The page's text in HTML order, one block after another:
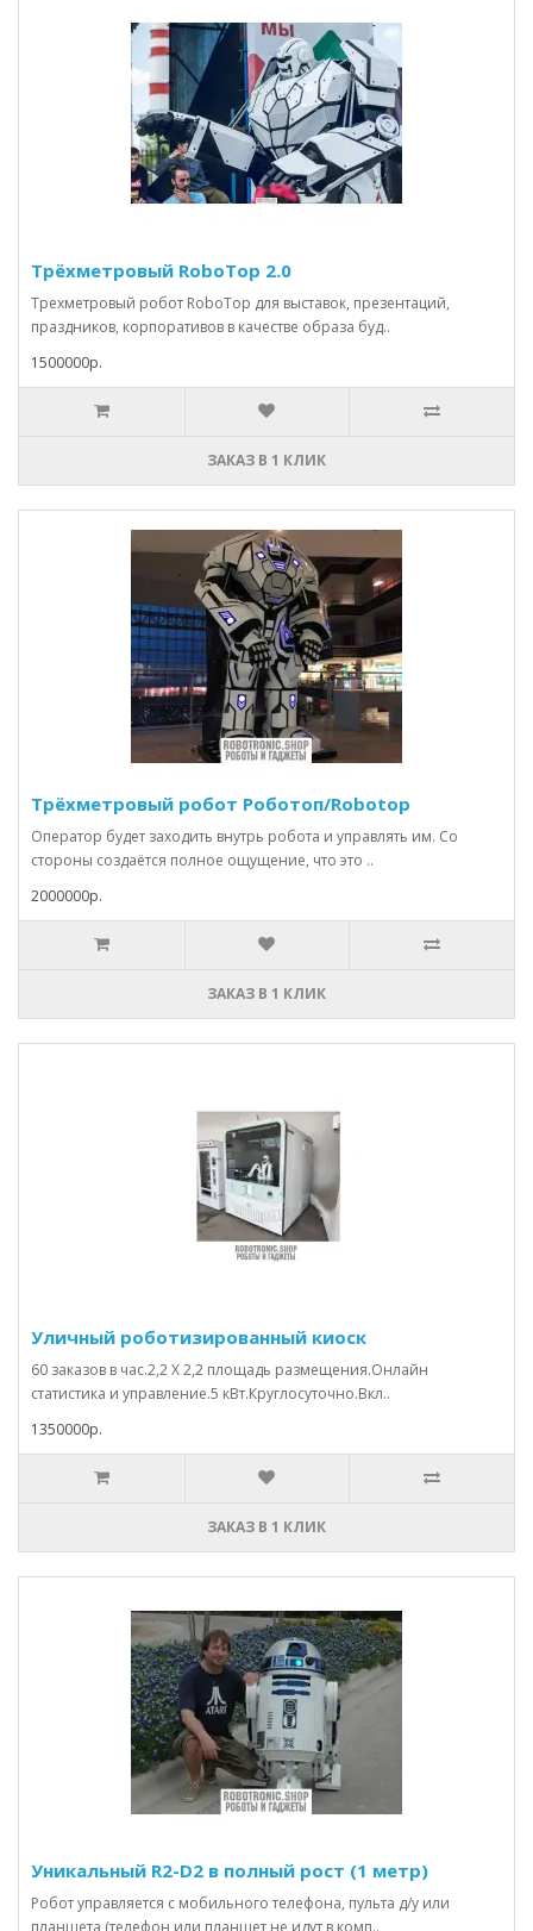
Трёхметровый RoboTop 2.0
Трехметровый робот RoboTop для выставок, презентаций,
праздников, корпоративов в качестве образа буд..
1500000р.
ЗАКАЗ В 1 КЛИК
Трёхметровый робот Роботоп/Robotop
Оператор будет заходить внутрь робота и управлять им. Со
стороны создаётся полное ощущение, что это ..
2000000р.
ЗАКАЗ В 1 КЛИК
Уличный роботизированный киоск
60 заказов в час.2,2 Х 2,2 площадь размещения.Онлайн
статистика и управление.5 кВт.Круглосуточно.Вкл..
1350000р.
ЗАКАЗ В 1 КЛИК
Уникальный R2-D2 в полный рост (1 метр)
Робот управляется с мобильного телефона, пульта д/у или
планшета (телефон или планшет не идут в комп..